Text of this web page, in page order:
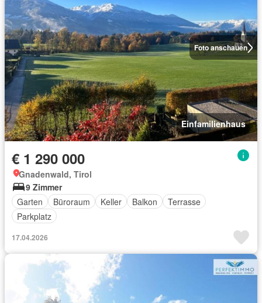
Foto anschauen
Einfamilienhaus
€ 1 290 000
Gnadenwald, Tirol
9 Zimmer
Garten
Büroraum Keller Balkon
Terrasse
Parkplatz
17.04.2026